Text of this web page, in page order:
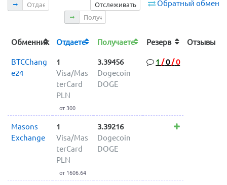
Обратный обмен
Отслеживать
Отдаете
Получаете
Обменник Отдаете Получаете Резерв Отзывы
BTCChang
e24
1
Visa/Mas
terCard
PLN
от 300
3.39456
Dogecoin
DOGE
1/0/0
Masons
Exchange
1
Visa/Mas
terCard
PLN
от 1606.64
3.39216
Dogecoin
DOGE